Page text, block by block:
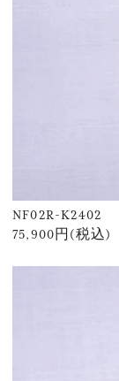
NF02R-K2402
75,900円(税込)